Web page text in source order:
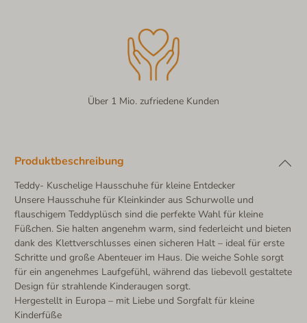
Über 1 Mio. zufriedene Kunden
Produktbeschreibung
Teddy- Kuschelige Hausschuhe für kleine Entdecker
Unsere Hausschuhe für Kleinkinder aus Schurwolle und
flauschigem Teddyplüsch sind die perfekte Wahl für kleine
Füßchen. Sie halten angenehm warm, sind federleicht und bieten
dank des Klettverschlusses einen sicheren Halt – ideal für erste
Schritte und große Abenteuer im Haus. Die weiche Sohle sorgt
für ein angenehmes Laufgefühl, während das liebevoll gestaltete
Design für strahlende Kinderaugen sorgt.
Hergestellt in Europa – mit Liebe und Sorgfalt für kleine
Kinderfüße